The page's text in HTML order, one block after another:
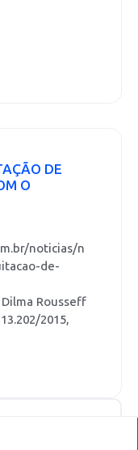
DE
O
noticias/n
de-
Rousseff
2015,